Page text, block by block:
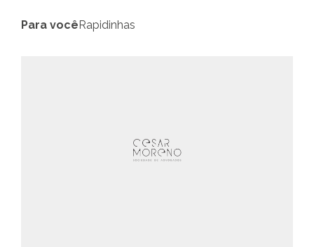
Para vocêRapidinhas